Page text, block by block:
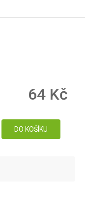
64 Kč
DO KOŠÍKU